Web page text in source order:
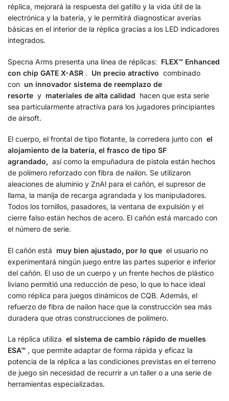
réplica, mejorará la respuesta del gatillo y la vida útil de la
electrónica y la batería, y le permitirá diagnosticar averías
básicas en el interior de la réplica gracias a los LED indicadores
integrados.
Specna Arms presenta una línea de réplicas: FLEX™ Enhanced
con chip GATE X-ASR . Un precio atractivo combinado
con un innovador sistema de reemplazo de
resorte y materiales de alta calidad hacen que esta serie
sea particularmente atractiva para los jugadores principiantes
de airsoft.
El cuerpo, el frontal de tipo flotante, la corredera junto con el
alojamiento de la batería, el frasco de tipo SF
agrandado, así como la empuñadura de pistola están hechos
de polímero reforzado con fibra de nailon. Se utilizaron
aleaciones de aluminio y ZnAl para el cañón, el supresor de
llama, la manija de recarga agrandada y los manipuladores.
Todos los tornillos, pasadores, la ventana de expulsión y el
cierre falso están hechos de acero. El cañón está marcado con
el número de serie.
El cañón está muy bien ajustado, por lo que el usuario no
experimentará ningún juego entre las partes superior e inferior
del cañón. El uso de un cuerpo y un frente hechos de plástico
liviano permitió una reducción de peso, lo que lo hace ideal
como réplica para juegos dinámicos de CQB. Además, el
refuerzo de fibra de nailon hace que la construcción sea más
duradera que otras construcciones de polímero.
La réplica utiliza el sistema de cambio rápido de muelles
ESA™ , que permite adaptar de forma rápida y eficaz la
potencia de la réplica a las condiciones previstas en el terreno
de juego sin necesidad de recurrir a un taller o a una serie de
herramientas especializadas.